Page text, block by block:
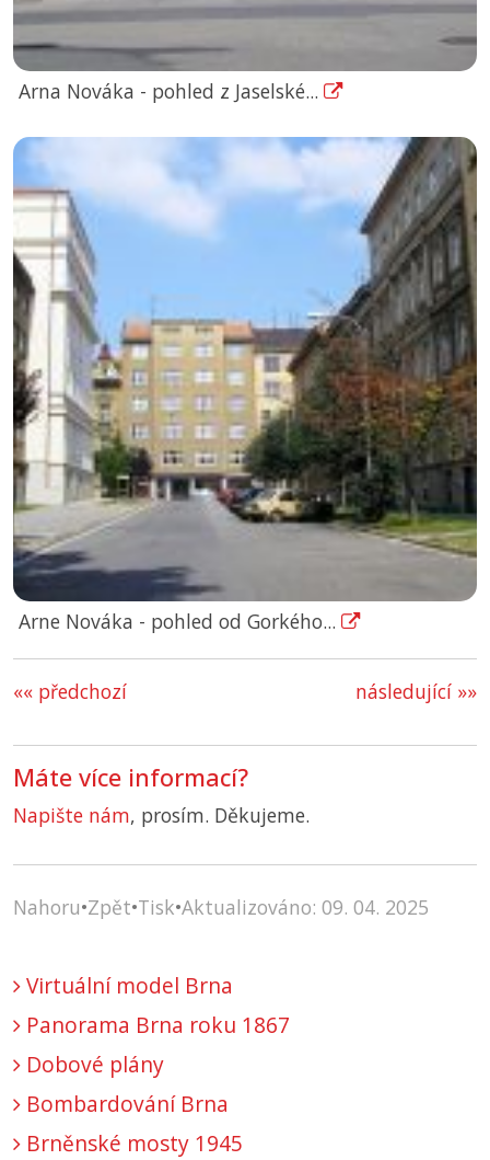
Arna Nováka - pohled z Jaselské...
Arne Nováka - pohled od Gorkého...
«« předchozí následující »»
Máte více informací?
Napište nám, prosím. Děkujeme.
Nahoru•Zpět•Tisk•Aktualizováno: 09. 04. 2025
Virtuální model Brna
Panorama Brna roku 1867
Dobové plány
Bombardování Brna
Brněnské mosty 1945